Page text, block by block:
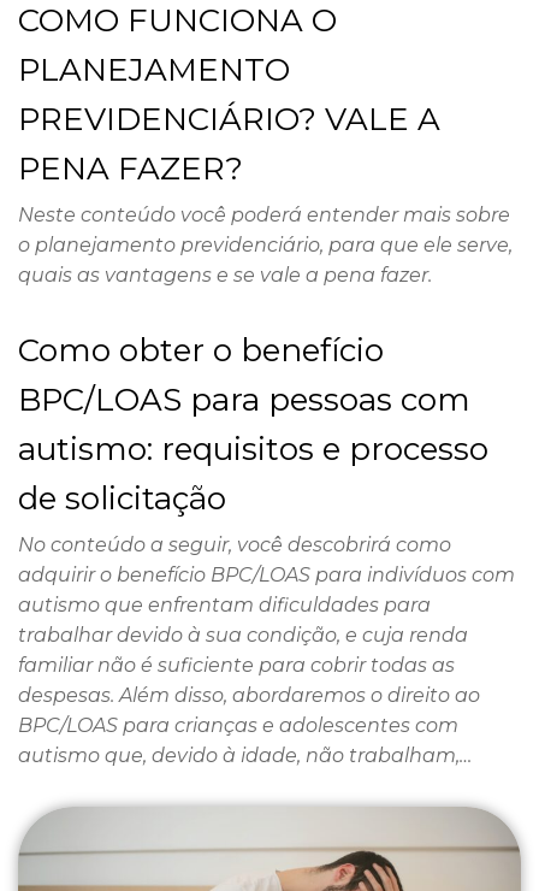
COMO FUNCIONA O
PLANEJAMENTO
PREVIDENCIÁRIO? VALE A
PENA FAZER?
Neste conteúdo você poderá entender mais sobre
o planejamento previdenciário, para que ele serve,
quais as vantagens e se vale a pena fazer.
Como obter o benefício
BPC/LOAS para pessoas com
autismo: requisitos e processo
de solicitação
No conteúdo a seguir, você descobrirá como
adquirir o benefício BPC/LOAS para indivíduos com
autismo que enfrentam dificuldades para
trabalhar devido à sua condição, e cuja renda
familiar não é suficiente para cobrir todas as
despesas. Além disso, abordaremos o direito ao
BPC/LOAS para crianças e adolescentes com
autismo que, devido à idade, não trabalham,…